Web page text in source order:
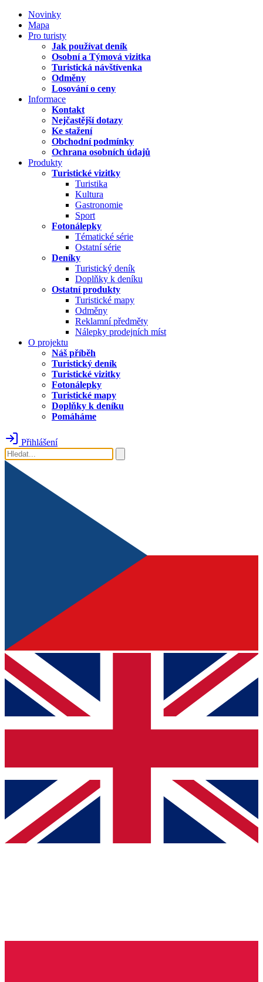
Novinky
Mapa
Pro turisty
Jak používat deník
Osobní a Týmová vizitka
Turistická návštívenka
Odměny
Losování o ceny
Informace
Kontakt
Nejčastější dotazy
Ke stažení
Obchodní podmínky
Ochrana osobních údajů
Produkty
Turistické vizitky
Turistika
Kultura
Gastronomie
Sport
Fotonálepky
Tématické série
Ostatní série
Deníky
Turistický deník
Doplňky k deníku
Ostatní produkty
Turistické mapy
Odměny
Reklamní předměty
Nálepky prodejních míst
O projektu
Náš příběh
Turistický deník
Turistické vizitky
Fotonálepky
Turistické mapy
Doplňky k deníku
Pomáháme
Přihlášení